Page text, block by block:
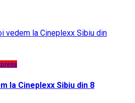
la Cineplexx Sibiu din 8